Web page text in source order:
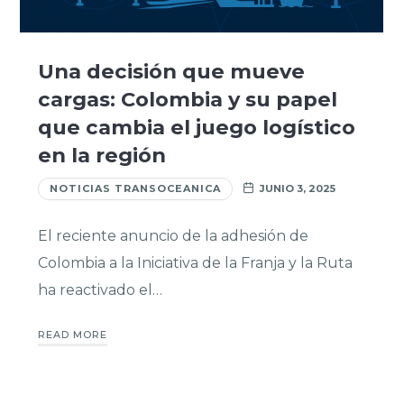
Una decisión que mueve
cargas: Colombia y su papel
que cambia el juego logístico
en la región
NOTICIAS TRANSOCEANICA JUNIO 3, 2025
El reciente anuncio de la adhesión de
Colombia a la Iniciativa de la Franja y la Ruta
ha reactivado el…
READ MORE